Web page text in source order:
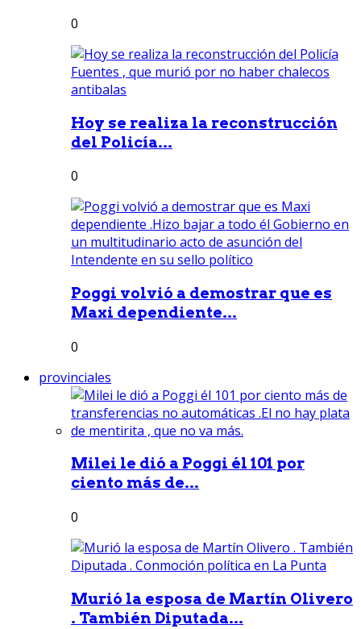
0
Hoy se realiza la reconstrucción
del Policía...
0
Poggi volvió a demostrar que es
Maxi dependiente...
0
provinciales
Milei le dió a Poggi él 101 por
ciento más de...
0
Murió la esposa de Martín Olivero
. También Diputada...